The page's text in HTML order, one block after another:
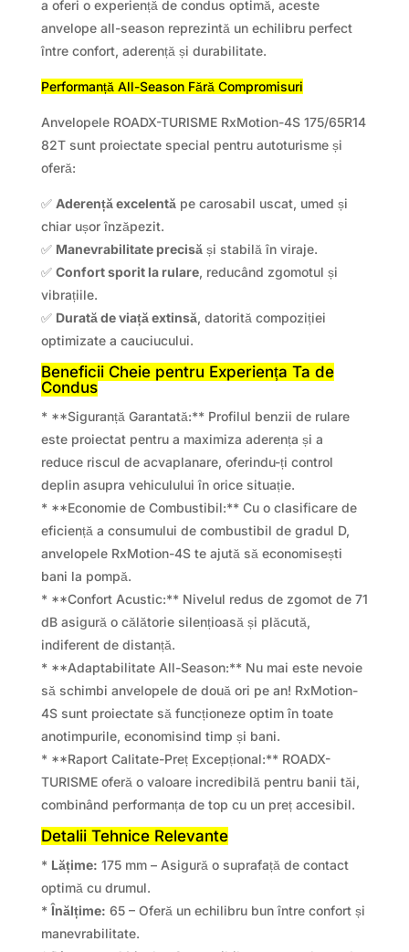
a oferi o experiență de condus optimă, aceste
anvelope all-season reprezintă un echilibru perfect
între confort, aderență și durabilitate.
Performanță All-Season Fără Compromisuri
Anvelopele ROADX-TURISME RxMotion-4S 175/65R14
82T sunt proiectate special pentru autoturisme și
oferă:
✅ Aderență excelentăpe carosabil uscat, umed și
chiar ușor înzăpezit.
✅ Manevrabilitate precisăși stabilă în viraje.
✅ Confort sporit la rulare, reducând zgomotul și
vibrațiile.
✅ Durată de viață extinsă, datorită compoziției
optimizate a cauciucului.
Beneficii Cheie pentru Experiența Ta de
Condus
* **Siguranță Garantată:** Profilul benzii de rulare
este proiectat pentru a maximiza aderența și a
reduce riscul de acvaplanare, oferindu-ți control
deplin asupra vehiculului în orice situație.
* **Economie de Combustibil:** Cu o clasificare de
eficiență a consumului de combustibil de gradul D,
anvelopele RxMotion-4S te ajută să economisești
bani la pompă.
* **Confort Acustic:** Nivelul redus de zgomot de 71
dB asigură o călătorie silențioasă și plăcută,
indiferent de distanță.
* **Adaptabilitate All-Season:** Nu mai este nevoie
să schimbi anvelopele de două ori pe an! RxMotion-
4S sunt proiectate să funcționeze optim în toate
anotimpurile, economisind timp și bani.
* **Raport Calitate-Preț Excepțional:** ROADX-
TURISME oferă o valoare incredibilă pentru banii tăi,
combinând performanța de top cu un preț accesibil.
Detalii Tehnice Relevante
* Lățime: 175 mm – Asigură o suprafață de contact
optimă cu drumul.
*Înălțime: 65 – Oferă un echilibru bun între confort și
manevrabilitate.